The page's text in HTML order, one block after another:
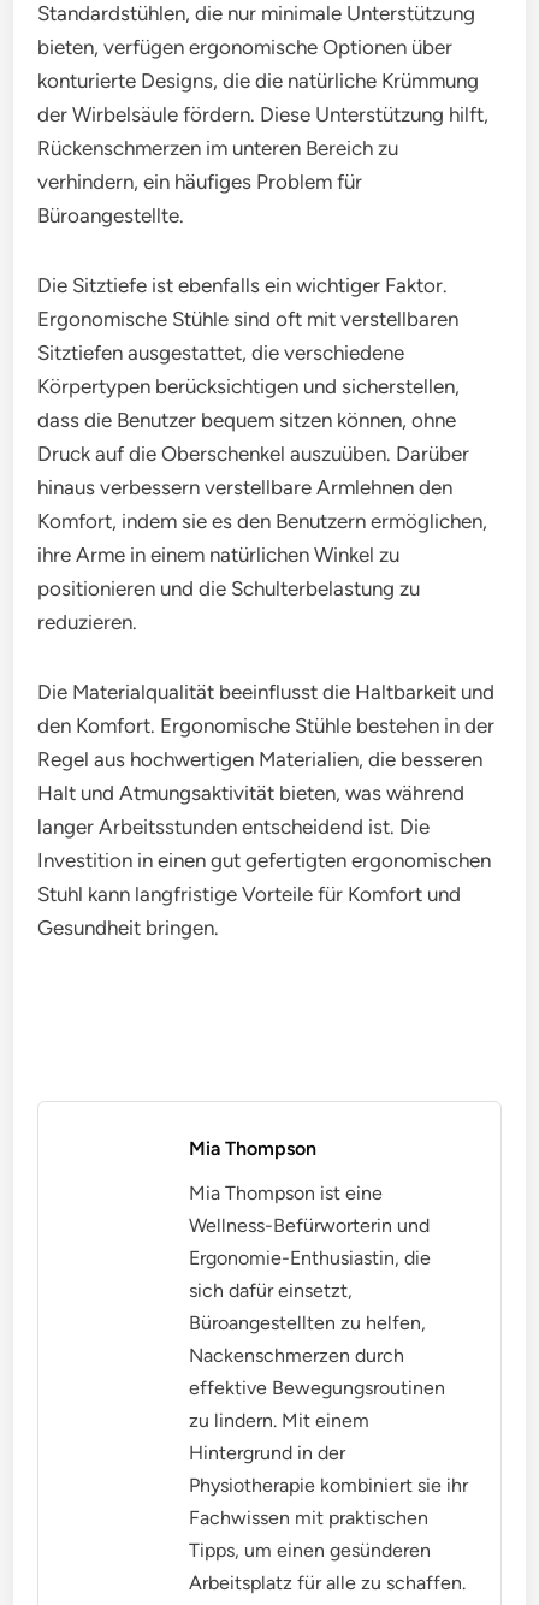
Standardstühlen, die nur minimale Unterstützung
bieten, verfügen ergonomische Optionen über
konturierte Designs, die die natürliche Krümmung
der Wirbelsäule fördern. Diese Unterstützung hilft,
Rückenschmerzen im unteren Bereich zu
verhindern, ein häufiges Problem für
Büroangestellte.
Die Sitztiefe ist ebenfalls ein wichtiger Faktor.
Ergonomische Stühle sind oft mit verstellbaren
Sitztiefen ausgestattet, die verschiedene
Körpertypen berücksichtigen und sicherstellen,
dass die Benutzer bequem sitzen können, ohne
Druck auf die Oberschenkel auszuüben. Darüber
hinaus verbessern verstellbare Armlehnen den
Komfort, indem sie es den Benutzern ermöglichen,
ihre Arme in einem natürlichen Winkel zu
positionieren und die Schulterbelastung zu
reduzieren.
Die Materialqualität beeinflusst die Haltbarkeit und
den Komfort. Ergonomische Stühle bestehen in der
Regel aus hochwertigen Materialien, die besseren
Halt und Atmungsaktivität bieten, was während
langer Arbeitsstunden entscheidend ist. Die
Investition in einen gut gefertigten ergonomischen
Stuhl kann langfristige Vorteile für Komfort und
Gesundheit bringen.
Mia Thompson
Mia Thompson ist eine
Wellness-Befürworterin und
Ergonomie-Enthusiastin, die
sich dafür einsetzt,
Büroangestellten zu helfen,
Nackenschmerzen durch
effektive Bewegungsroutinen
zu lindern. Mit einem
Hintergrund in der
Physiotherapie kombiniert sie ihr
Fachwissen mit praktischen
Tipps, um einen gesünderen
Arbeitsplatz für alle zu schaffen.